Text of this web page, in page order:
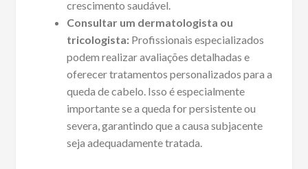
crescimento saudável.
Consultar um dermatologista ou
tricologista:Profissionais especializados
podem realizar avaliações detalhadas e
oferecer tratamentos personalizados para a
queda de cabelo. Isso é especialmente
importante se a queda for persistente ou
severa, garantindo que a causa subjacente
seja adequadamente tratada.